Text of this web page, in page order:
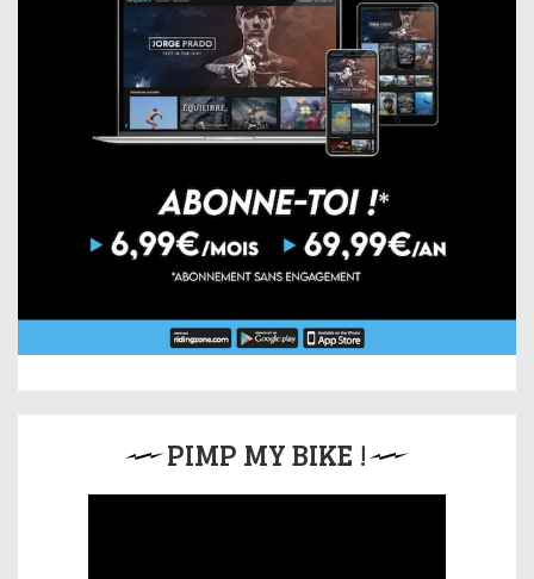
PIMP MY BIKE !